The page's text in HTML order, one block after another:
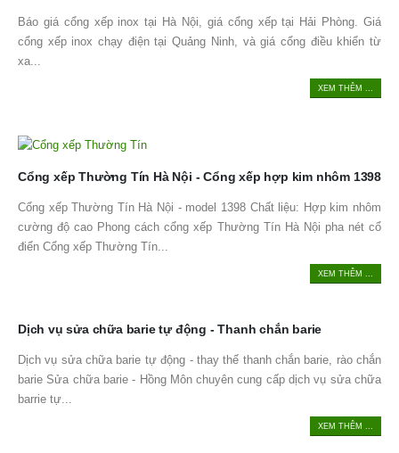
Báo giá cổng xếp inox tại Hà Nội, giá cổng xếp tại Hải Phòng. Giá
cổng xếp inox chạy điện tại Quảng Ninh, và giá cổng điều khiển từ
xa...
XEM THÊM ...
Cổng xếp Thường Tín Hà Nội - Cổng xếp hợp kim nhôm 1398
Cổng xếp Thường Tín Hà Nội - model 1398 Chất liệu: Hợp kim nhôm
cường độ cao Phong cách cổng xếp Thường Tín Hà Nội pha nét cổ
điển Cổng xếp Thường Tín...
XEM THÊM ...
Dịch vụ sửa chữa barie tự động - Thanh chắn barie
Dịch vụ sửa chữa barie tự động - thay thế thanh chắn barie, rào chắn
barie Sửa chữa barie - Hồng Môn chuyên cung cấp dịch vụ sửa chữa
barrie tự...
XEM THÊM ...